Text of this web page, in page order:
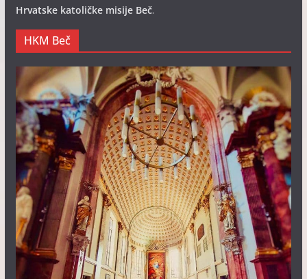
Hrvatske katoličke misije Beč.
HKM Beč